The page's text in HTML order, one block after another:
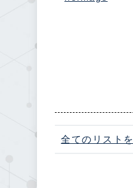
全てのリスト